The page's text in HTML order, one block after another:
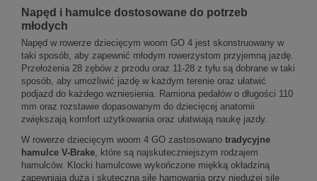
Napęd i hamulce dostosowane do potrzeb
młodych
Napęd w rowerze dziecięcym woom GO 4 jest skonstruowany w
taki sposób, aby zapewnić młodym rowerzystom przyjemną jazdę.
Przełożenia 28 zębów z przodu oraz 11-28 z tyłu są dobrane w taki
sposób, aby umożliwić jazdę w każdym terenie oraz ułatwić
podjazd do każdego wzniesienia. Ramiona pedałów o długości 110
mm oraz rozstawie dopasowanym do dziecięcej anatomii
zwiększają komfort użytkowania oraz ułatwiają naukę jazdy.
W rowerze dziecięcym woom 4 GO zastosowano tradycyjne
hamulce V-Brake , które są najskuteczniejszym rodzajem
hamulców. Klocki hamulcowe wykończone miękką okładziną
zapewniają dużą i skuteczną siłę hamowania przy niedużej sile